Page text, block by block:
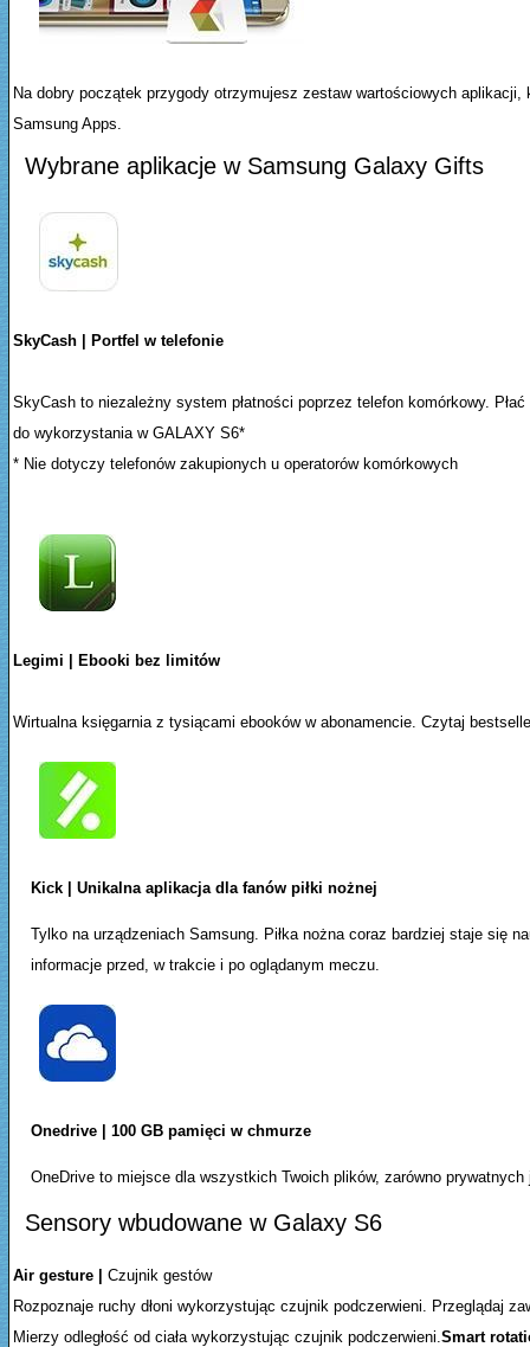
Na dobry początek przygody otrzymujesz zestaw wartościowych
Samsung Apps.
Wybrane aplikacje w Samsung Galaxy Gifts
SkyCash | Portfel w telefonie
SkyCash to niezależny system płatności poprzez telefon komórkowy.
do wykorzystania w GALAXY S6*
* Nie dotyczy telefonów zakupionych u operatorów komórkowych
Legimi | Ebooki bez limitów
Wirtualna księgarnia z tysiącami ebooków w abonamencie. Czytaj
Kick | Unikalna aplikacja dla fanów piłki nożnej
Tylko na urządzeniach Samsung. Piłka nożna coraz bardziej staje się
informacje przed, w trakcie i po oglądanym meczu.
Onedrive | 100 GB pamięci w chmurze
OneDrive to miejsce dla wszystkich Twoich plików, zarówno
Sensory wbudowane w Galaxy S6
Air gesture |
Czujnik gestów
Rozpoznaje ruchy dłoni wykorzystując czujnik podczerwieni. Przeglądaj
Mierzy odległość od ciała wykorzystując czujnik podczerwieni.Smart